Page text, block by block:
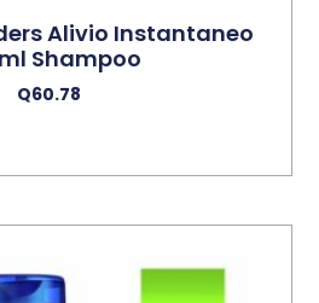
Alivio Instantaneo
Shampoo
Q60.78